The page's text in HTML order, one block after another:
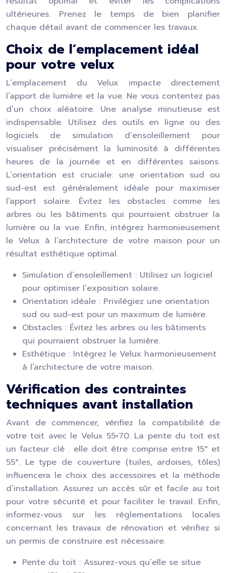
ultérieures. Prenez le temps de bien planifier
chaque détail avant de commencer les travaux.
Choix de l’emplacement idéal
pour votre velux
L’emplacement du Velux impacte directement
l’apport de lumière et la vue. Ne vous contentez pas
d’un choix aléatoire. Une analyse minutieuse est
indispensable. Utilisez des outils en ligne ou des
logiciels de simulation d’ensoleillement pour
visualiser précisément la luminosité à différentes
heures de la journée et en différentes saisons.
L’orientation est cruciale: une orientation sud ou
sud-est est généralement idéale pour maximiser
l’apport solaire. Évitez les obstacles comme les
arbres ou les bâtiments qui pourraient obstruer la
lumière ou la vue. Enfin, intégrez harmonieusement
le Velux à l’architecture de votre maison pour un
résultat esthétique optimal.
Simulation d’ensoleillement : Utilisez un logiciel
pour optimiser l’exposition solaire.
Orientation idéale : Privilégiez une orientation
sud ou sud-est pour un maximum de lumière.
Obstacles : Évitez les arbres ou les bâtiments
qui pourraient obstruer la lumière.
Esthétique : Intégrez le Velux harmonieusement
à l’architecture de votre maison.
Vérification des contraintes
techniques avant installation
Avant de commencer, vérifiez la compatibilité de
votre toit avec le Velux 55×70. La pente du toit est
un facteur clé : elle doit être comprise entre 15° et
55°. Le type de couverture (tuiles, ardoises, tôles)
influencera le choix des accessoires et la méthode
d’installation. Assurez un accès sûr et facile au toit
pour votre sécurité et pour faciliter le travail. Enfin,
informez-vous sur les réglementations locales
concernant les travaux de rénovation et vérifiez si
un permis de construire est nécessaire.
Pente du toit : Assurez-vous qu’elle se situe